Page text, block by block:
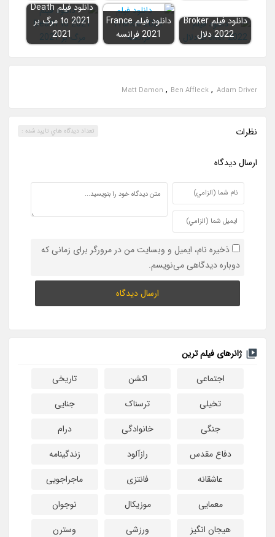
دانلود فیلم Broker
2022 دلال
دانلود فیلم France
2021 فرانسه
دانلود فیلم Death
to 2021 مرگ بر
2021
Adam Driver
,
Ben Affleck
,
Matt Damon
نظرات تعداد ديدگاه هاي تاييد شده :
ارسال ديدگاه
ذخیره نام، ایمیل و وبسایت من در مرورگر برای زمانی که
دوباره دیدگاهی می‌نویسم.
ژانرهای فیلم ترین
اجتماعی
اکشن
تاریخی
تخیلی
ترسناک
جنایی
جنگی
خانوادگی
درام
دفاع مقدس
رازآلود
زندگینامه
عاشقانه
فانتزی
ماجراجویی
معمایی
موزیکال
نوجوان
هیجان انگیز
ورزشی
وسترن